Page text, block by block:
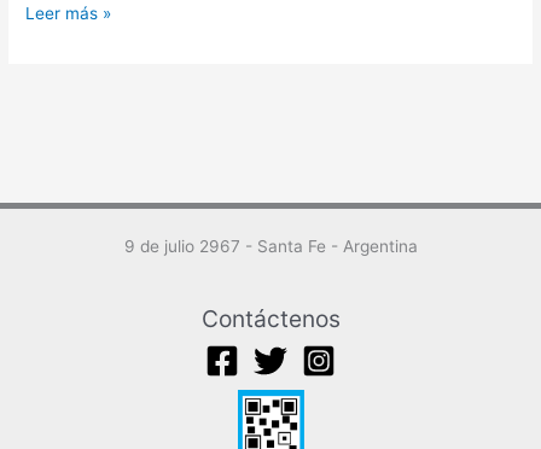
Leer más »
9 de julio 2967 - Santa Fe - Argentina
Contáctenos